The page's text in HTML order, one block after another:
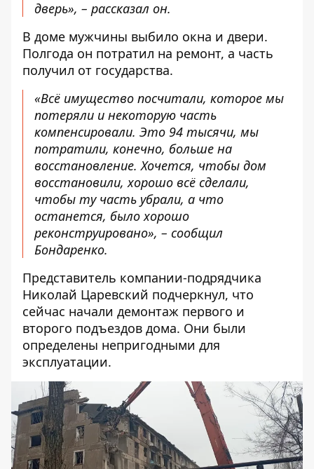
дверь», – рассказал он.
В доме мужчины выбило окна и двери.
Полгода он потратил на ремонт, а часть
получил от государства.
«Всё имущество посчитали, которое мы
потеряли и некоторую часть
компенсировали. Это 94 тысячи, мы
потратили, конечно, больше на
восстановление. Хочется, чтобы дом
восстановили, хорошо всё сделали,
чтобы ту часть убрали, а что
останется, было хорошо
реконструировано», – сообщил
Бондаренко.
Представитель компании-подрядчика
Николай Царевский подчеркнул, что
сейчас начали демонтаж первого и
второго подъездов дома. Они были
определены непригодными для
эксплуатации.